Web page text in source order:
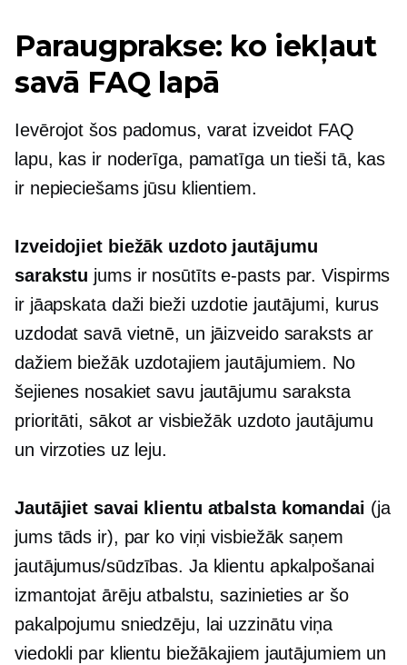
Paraugprakse: ko iekļaut
savā FAQ lapā
Ievērojot šos padomus, varat izveidot FAQ
lapu, kas ir noderīga, pamatīga un tieši tā, kas
ir nepieciešams jūsu klientiem.
Izveidojiet biežāk uzdoto jautājumu
sarakstu jums ir nosūtīts e-pasts par. Vispirms
ir jāapskata daži bieži uzdotie jautājumi, kurus
uzdodat savā vietnē, un jāizveido saraksts ar
dažiem biežāk uzdotajiem jautājumiem. No
šejienes nosakiet savu jautājumu saraksta
prioritāti, sākot ar visbiežāk uzdoto jautājumu
un virzoties uz leju.
Jautājiet savai klientu atbalsta komandai (ja
jums tāds ir), par ko viņi visbiežāk saņem
jautājumus/sūdzības. Ja klientu apkalpošanai
izmantojat ārēju atbalstu, sazinieties ar šo
pakalpojumu sniedzēju, lai uzzinātu viņa
viedokli par klientu biežākajiem jautājumiem un